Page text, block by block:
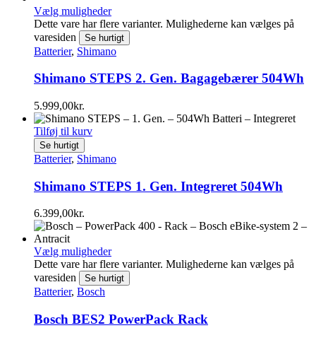
Vælg muligheder
Dette vare har flere varianter. Mulighederne kan vælges på
varesiden
Se hurtigt
Batterier, Shimano
Shimano STEPS 2. Gen. Bagagebærer 504Wh
5.999,00kr.
Tilføj til kurv
Se hurtigt
Batterier, Shimano
Shimano STEPS 1. Gen. Integreret 504Wh
6.399,00kr.
Vælg muligheder
Dette vare har flere varianter. Mulighederne kan vælges på
varesiden
Se hurtigt
Batterier, Bosch
Bosch BES2 PowerPack Rack